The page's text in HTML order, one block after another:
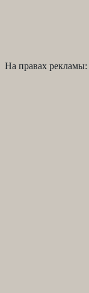
На правах рекламы: